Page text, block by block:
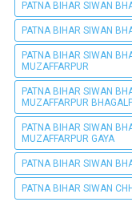
PATNA BIHAR SIWAN
PATNA BIHAR SIWAN
PATNA BIHAR SIWAN
MUZAFFARPUR
PATNA BIHAR SIWAN
MUZAFFARPUR
PATNA BIHAR SIWAN
MUZAFFARPUR GAYA
PATNA BIHAR SIWAN
PATNA BIHAR SIWAN